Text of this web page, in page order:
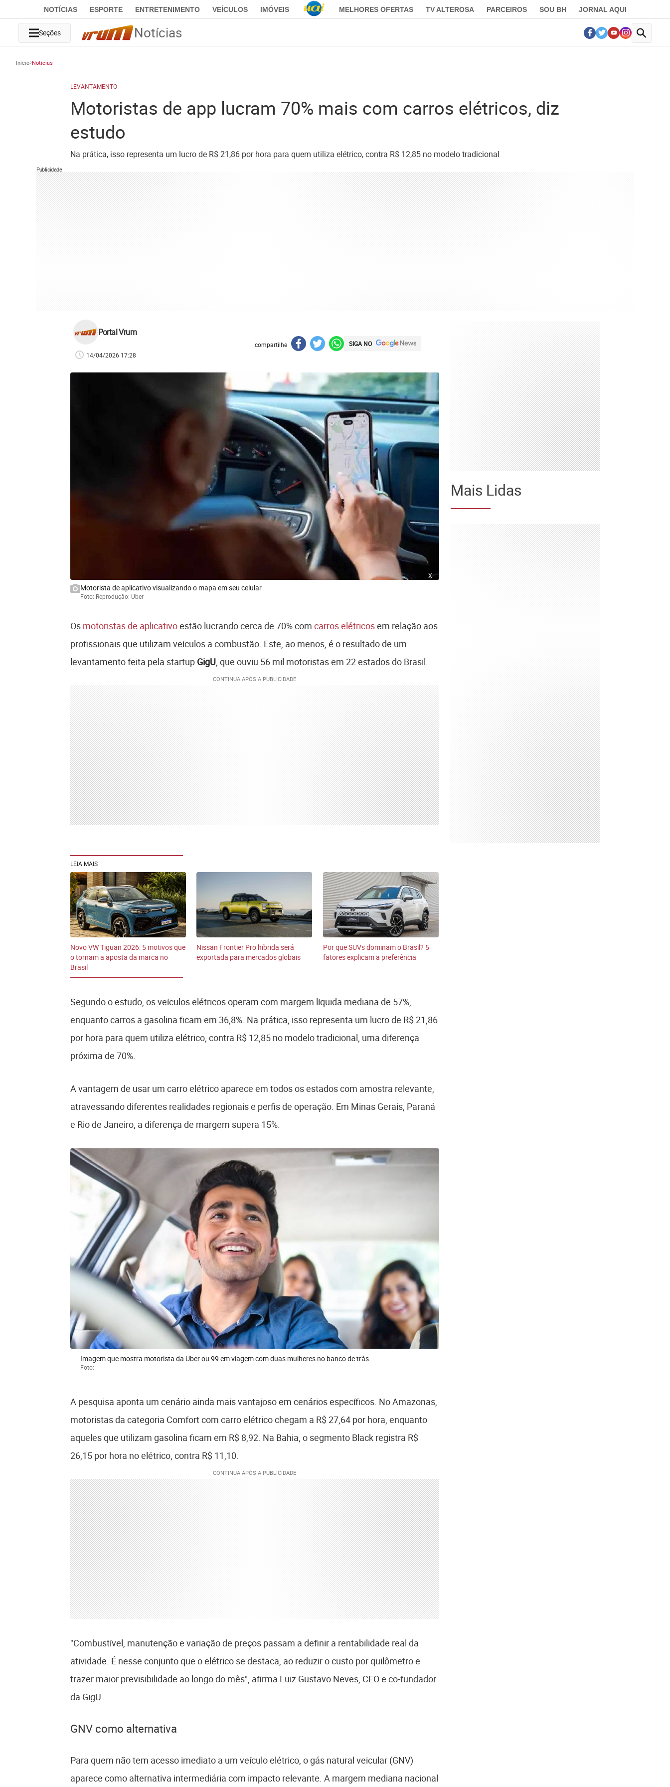
NOTÍCIAS ESPORTE ENTRETENIMENTO VEÍCULOS IMÓVEIS MELHORES OFERTAS TV ALTEROSA PARCEIROS SOU BH JORNAL AQUI
Seções Notícias
Início Notícias
LEVANTAMENTO
Motoristas de app lucram 70% mais com carros elétricos, diz
estudo
Na prática, isso representa um lucro de R$ 21,86 por hora para quem utiliza elétrico, contra R$ 12,85 no modelo tradicional
Publicidade
Portal Vrum
14/04/2026 17:28
compartilhe SIGA NO
x
Motorista de aplicativo visualizando o mapa em seu celular
Foto: Reprodução: Uber
Os motoristas de aplicativoestão lucrando cerca de 70% com carros elétricosem relação aos
profissionais que utilizam veículos a combustão. Este, ao menos, é o resultado de um
levantamento feita pela startup GigU, que ouviu 56 mil motoristas em 22 estados do Brasil.
LEIA MAIS
Novo VW Tiguan 2026: 5 motivos que
o tornam a aposta da marca no
Brasil
Nissan Frontier Pro híbrida será
exportada para mercados globais
Por que SUVs dominam o Brasil? 5
fatores explicam a preferência
Segundo o estudo, os veículos elétricos operam com margem líquida mediana de 57%,
enquanto carros a gasolina ficam em 36,8%. Na prática, isso representa um lucro de R$ 21,86
por hora para quem utiliza elétrico, contra R$ 12,85 no modelo tradicional, uma diferença
próxima de 70%.
A vantagem de usar um carro elétrico aparece em todos os estados com amostra relevante,
atravessando diferentes realidades regionais e perfis de operação. Em Minas Gerais, Paraná
e Rio de Janeiro, a diferença de margem supera 15%.
Imagem que mostra motorista da Uber ou 99 em viagem com duas mulheres no banco de trás.
Foto:
A pesquisa aponta um cenário ainda mais vantajoso em cenários específicos. No Amazonas,
motoristas da categoria Comfort com carro elétrico chegam a R$ 27,64 por hora, enquanto
aqueles que utilizam gasolina ficam em R$ 8,92. Na Bahia, o segmento Black registra R$
26,15 por hora no elétrico, contra R$ 11,10.
"Combustível, manutenção e variação de preços passam a definir a rentabilidade real da
atividade. É nesse conjunto que o elétrico se destaca, ao reduzir o custo por quilômetro e
trazer maior previsibilidade ao longo do mês", afirma Luiz Gustavo Neves, CEO e co-fundador
da GigU.
GNV como alternativa
Para quem não tem acesso imediato a um veículo elétrico, o gás natural veicular (GNV)
aparece como alternativa intermediária com impacto relevante. A margem mediana nacional
Mais Lidas